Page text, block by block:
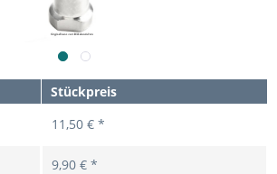
Stückpreis
11,50 € *
9,90 € *